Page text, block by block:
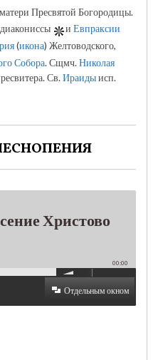
Пресвятой Богородицы.
и Евпраксии
(икона) Желтоводского,
Собора. Сщмч.Николая
Св.Ираидыисп.
Христово
00:00
Отдельным окном